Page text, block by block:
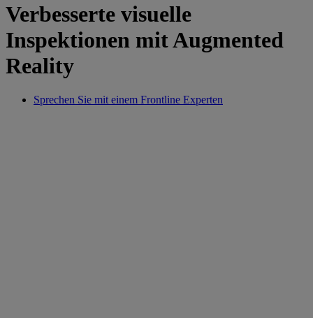
Verbesserte visuelle
Inspektionen mit Augmented
Reality
Sprechen Sie mit einem Frontline Experten